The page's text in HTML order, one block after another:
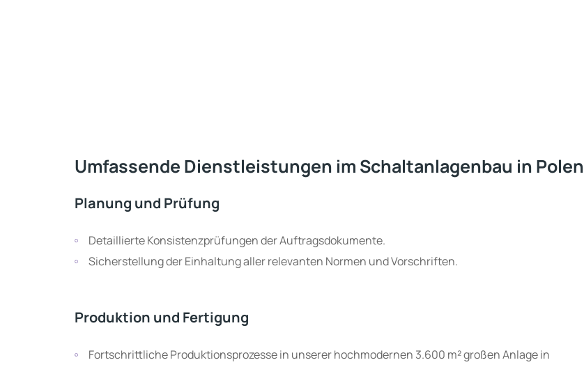
Umfassende Dienstleistungen im Schaltanlagenbau in Polen
Planung und Prüfung
Detaillierte Konsistenzprüfungen der Auftragsdokumente.
Sicherstellung der Einhaltung aller relevanten Normen und Vorschriften.
Produktion und Fertigung
Fortschrittliche Produktionsprozesse in unserer hochmodernen 3.600 m² großen Anlage in